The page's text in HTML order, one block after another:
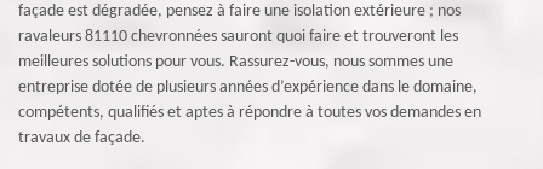
façade est dégradée, pensez à faire une isolation extérieure ; nos
ravaleurs 81110 chevronnées sauront quoi faire et trouveront les
meilleures solutions pour vous. Rassurez-vous, nous sommes une
entreprise dotée de plusieurs années d’expérience dans le domaine,
compétents, qualifiés et aptes à répondre à toutes vos demandes en
travaux de façade.